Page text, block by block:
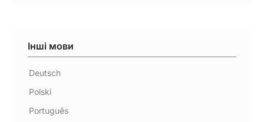
Інші мови
Deutsch
Polski
Português